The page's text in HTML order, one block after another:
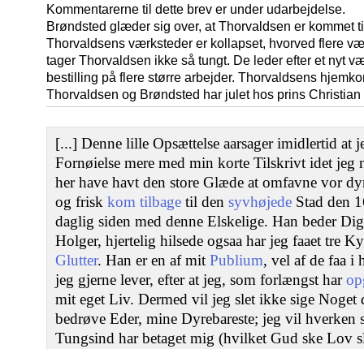
Kommentarerne til dette brev er under udarbejdelse.
Brøndsted glæder sig over, at Thorvaldsen er kommet
Thorvaldsens værksteder er kollapset, hvorved flere
tager Thorvaldsen ikke så tungt. De leder efter et nyt
bestilling på flere større arbejder. Thorvaldsens
Thorvaldsen og Brøndsted har julet hos prins
[...] Denne lille Opsættelse aarsager imidlertid at
Fornøielse mere med min korte Tilskrivt idet
her have havt den store Glæde at omfavne vor
og frisk kom tilbage til den syvhøjede Stad den
daglig siden med denne Elskelige. Han beder
Holger, hjertelig hilsede ogsaa har jeg faaet tre
Glutter. Han er en af mit Publium, vel af de faa i
jeg gjerne lever, efter at jeg, som forlængst har
mit eget Liv. Dermed vil jeg slet ikke sige Noget
bedrøve Eder, mine Dyrebareste; jeg vil hverken
Tungsind har betaget mig (hvilket Gud ske Lov